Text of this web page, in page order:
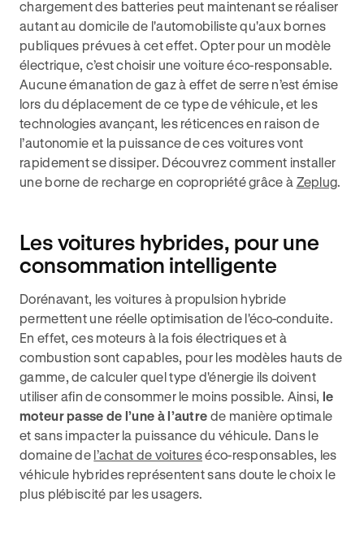
chargement des batteries peut maintenant se réaliser
autant au domicile de l'automobiliste qu'aux bornes
publiques prévues à cet effet. Opter pour un modèle
électrique, c’est choisir une voiture éco-responsable.
Aucune émanation de gaz à effet de serre n’est émise
lors du déplacement de ce type de véhicule, et les
technologies avançant, les réticences en raison de
l’autonomie et la puissance de ces voitures vont
rapidement se dissiper. Découvrez comment installer
une borne de recharge en copropriété grâce à Zeplug.
Les voitures hybrides, pour une
consommation intelligente
Dorénavant, les voitures à propulsion hybride
permettent une réelle optimisation de l'éco-conduite.
En effet, ces moteurs à la fois électriques et à
combustion sont capables, pour les modèles hauts de
gamme, de calculer quel type d'énergie ils doivent
utiliser afin de consommer le moins possible. Ainsi, le
moteur passe de l’une à l’autre de manière optimale
et sans impacter la puissance du véhicule. Dans le
domaine de l’achat de voitureséco-responsables, les
véhicule hybrides représentent sans doute le choix le
plus plébiscité par les usagers.